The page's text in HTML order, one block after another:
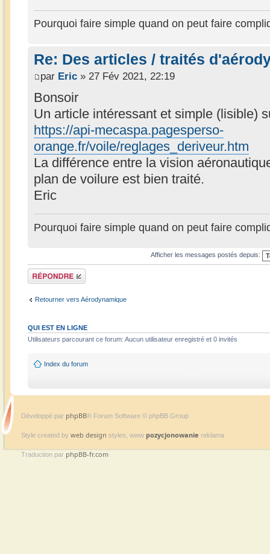
Pourquoi faire simple quand on peut faire
Re: Des articles / traités
par Eric » 27 Fév 2021, 22:19
Bonsoir
Un article intéressant et simple (lisible)
https://api-mecaspa.pagesperso-
orange.fr/voile/reglages_deriveur.htm
La différence entre la vision
plan de voilure est bien traité.
Eric
Pourquoi faire simple quand on peut faire
Afficher les messages postés depuis:
Répondre
Retourner vers Aérodynamique
QUI EST EN LIGNE
Utilisateurs parcourant ce forum: Aucun utilisateur enregistré et 0 invités
Index du forum
Développé par phpBB® Forum Software © phpBB Group
Style created by web design styles, www pozycjonowanie reklama
Traduction par phpBB-fr.com